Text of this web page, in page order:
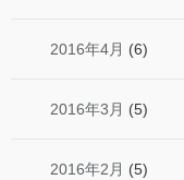
2016年4月 (6)
2016年3月 (5)
2016年2月 (5)